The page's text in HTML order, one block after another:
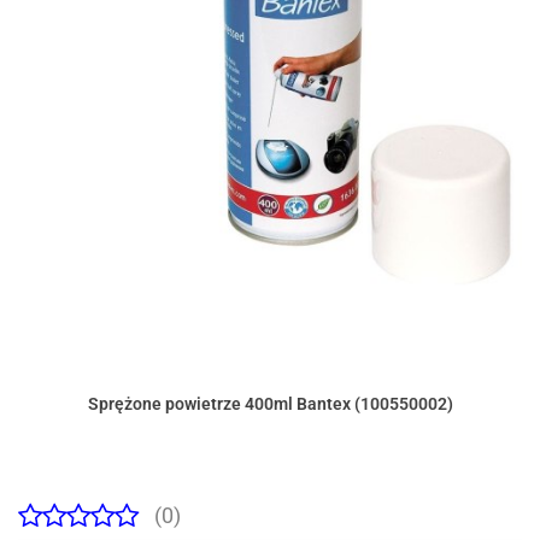
Sprężone powietrze 400ml Bantex (100550002)
(0)